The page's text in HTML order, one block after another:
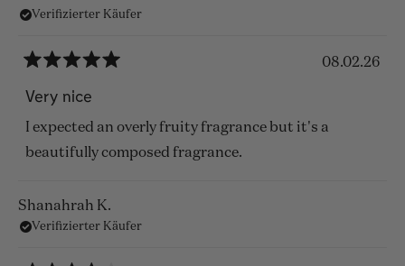
Rezension
Verifizierter Käufer
5
von
5
Sternen
bewertet
08.02.26
Very nice
I expected an overly fruity fragrance but it's a
beautifully composed fragrance.
Shanahrah K.
Verifizierter Käufer